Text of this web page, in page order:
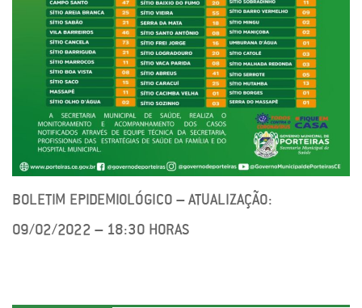
BOLETIM EPIDEMIOLÓGICO – ATUALIZAÇÃO:
09/02/2022 – 18:30 HORAS